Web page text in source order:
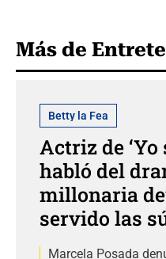
Más de
Betty la Fea
Actriz de ‘Yo
habló del
millonaria
servido las
Marcela Posada